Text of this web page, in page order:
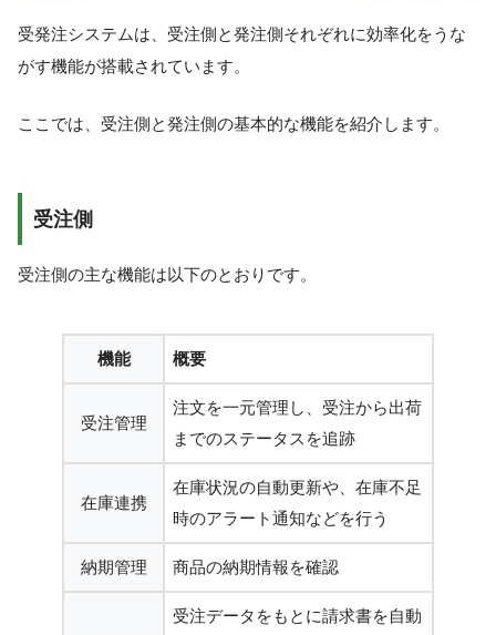
受発注システムは、受注側と発注側それぞれに効率化をうな
がす機能が搭載されています。
ここでは、受注側と発注側の基本的な機能を紹介します。
受注側
受注側の主な機能は以下のとおりです。
機能 概要
受注管理
注文を一元管理し、受注から出荷
までのステータスを追跡
在庫連携
在庫状況の自動更新や、在庫不足
時のアラート通知などを行う
納期管理 商品の納期情報を確認
受注データをもとに請求書を自動